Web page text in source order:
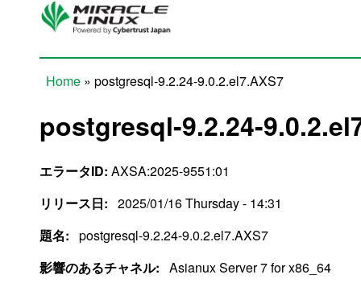
Skip to main content
Home » postgresql-9.2.24-9.0.2.el7.AXS7
postgresql-9.2.24-
エラータID: AXSA:2025-9551:01
リリース日: 2025/01/16 Thursday - 14:31
題名: postgresql-9.2.24-9.0.2.el7.AXS7
影響のあるチャネル: Asianux Server 7 for x86_64